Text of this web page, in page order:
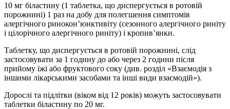
10 мг біластину (1 таблетка, що диспергується в ротовій
порожнині) 1 раз на добу для полегшення симптомів
алергічного ринокон’юнктивіту (сезонного алергічного риніту
і цілорічного алергічного риніту) і кропив’янки.
Таблетку, що диспергується в ротовій порожнині, слід
застосовувати за 1 годину до або через 2 години після
прийому їжі або фруктового соку (див. розділ «Взаємодія з
іншими лікарськими засобами та інші види взаємодій»).
Дорослі та підлітки (віком від 12 років) можуть застосовувати
таблетки біластину по 20 мг.